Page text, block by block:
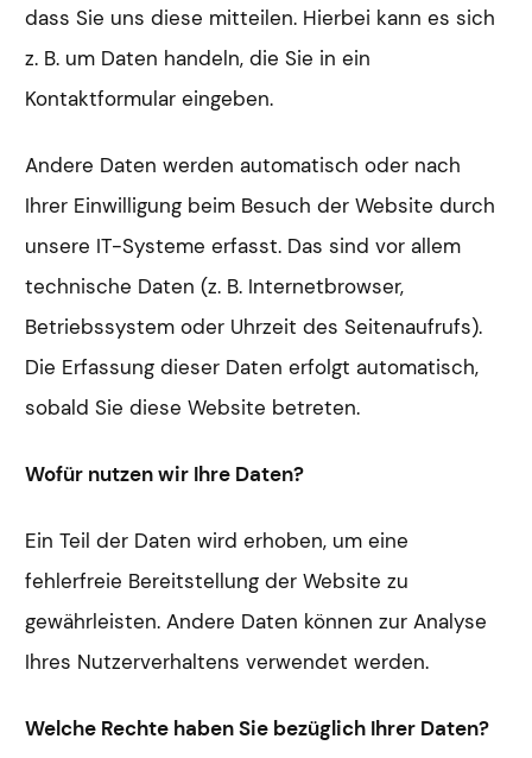
dass Sie uns diese mitteilen. Hierbei kann es sich
z. B. um Daten handeln, die Sie in ein
Kontaktformular eingeben.
Andere Daten werden automatisch oder nach
Ihrer Einwilligung beim Besuch der Website durch
unsere IT-Systeme erfasst. Das sind vor allem
technische Daten (z. B. Internetbrowser,
Betriebssystem oder Uhrzeit des Seitenaufrufs).
Die Erfassung dieser Daten erfolgt automatisch,
sobald Sie diese Website betreten.
Wofür nutzen wir Ihre Daten?
Ein Teil der Daten wird erhoben, um eine
fehlerfreie Bereitstellung der Website zu
gewährleisten. Andere Daten können zur Analyse
Ihres Nutzerverhaltens verwendet werden.
Welche Rechte haben Sie bezüglich Ihrer Daten?